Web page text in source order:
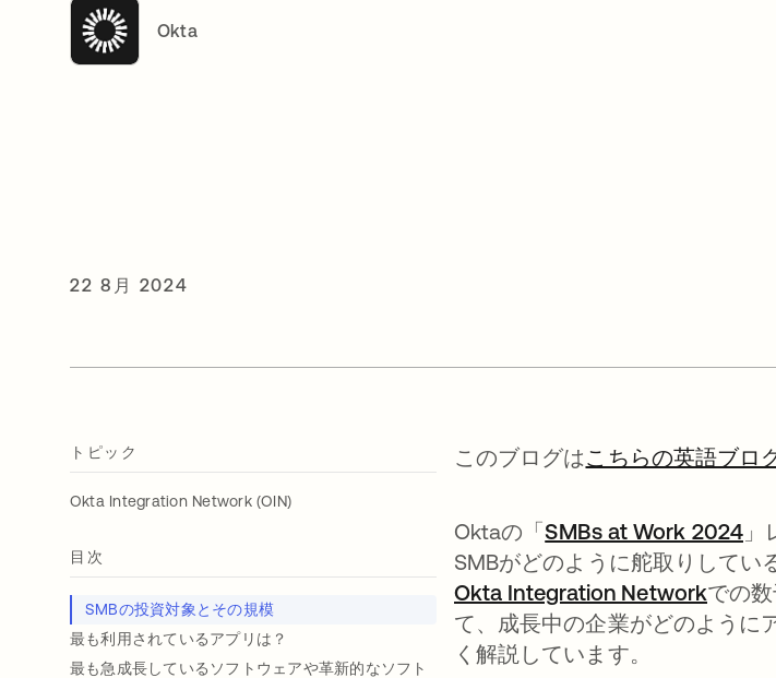
Okta
22 8月 2024
トピック
Okta Integration Network (OIN)
目次
SMBの投資対象とその規模
最も利用されているアプリは？
最も急成長しているソフトウェアや革新的なソフト
このブログはこちらの英語ブロ
Oktaの「SMBs at Work 2024新
」
SMBがどのように舵取りしてい
Okta Integration Network新し
での
て、成長中の企業がどのように
く解説しています。